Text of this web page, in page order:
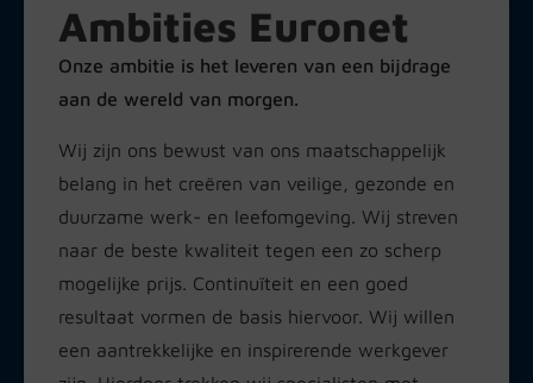
Ambities Euronet
Onze ambitie is het leveren van een bijdrage
aan de wereld van morgen.
Wij zijn ons bewust van ons maatschappelijk
belang in het creëren van veilige, gezonde en
duurzame werk- en leefomgeving. Wij streven
naar de beste kwaliteit tegen een zo scherp
mogelijke prijs. Continuïteit en een goed
resultaat vormen de basis hiervoor. Wij willen
een aantrekkelijke en inspirerende werkgever